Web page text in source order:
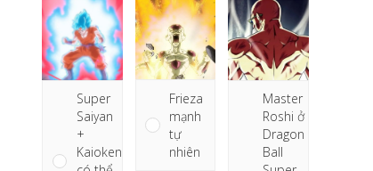
Super
Saiyan
+
Kaioken
Frieza
mạnh
tự
nhiên
Master
Roshi ở
Dragon
Ball